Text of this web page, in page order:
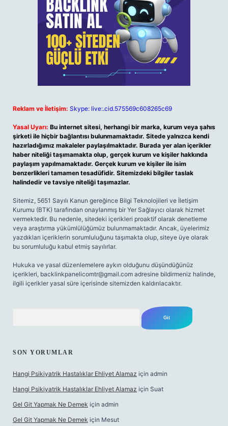
Reklam ve İletişim: Skype: live:.cid.575569c608265c69
Yasal Uyarı: Bu internet sitesi, herhangi bir marka, kurum veya şahıs
şirketi ile hiçbir bağlantısı bulunmamaktadır. Sitede yalnızca kendi
hazırladığımız makaleler paylaşılmaktadır. Burada yer alan içerikler
haber niteliği taşımamakta olup, gerçek kurum ve kişiler hakkında
paylaşım yapılmamaktadır. Gerçek kurum ve kişiler ile isim
benzerlikleri tamamen tesadüfidir. Sitemizdeki bilgiler taslak
halindedir ve tavsiye niteliği taşımazlar.
Sitemiz, 5651 Sayılı Kanun gereğince Bilgi Teknolojileri ve İletişim
Kurumu (BTK) tarafından onaylanmış bir Yer Sağlayıcı olarak hizmet
vermektedir. Bu nedenle, sitedeki içerikleri proaktif olarak denetleme
veya araştırma yükümlülüğümüz bulunmamaktadır. Ancak, üyelerimiz
yazdıkları içeriklerin sorumluluğunu taşımakta olup, siteye üye olarak
bu sorumluluğu kabul etmiş sayılırlar.
Hukuka ve yasal düzenlemelere aykırı olduğunu düşündüğünüz
içerikleri, backlinkpanelicomtr@gmail.com adresine bildirmeniz halinde,
ilgili içerikler yasal süre içerisinde sitemizden kaldırılacaktır.
SON YORUMLAR
Hangi Psikiyatrik Hastalıklar Ehliyet Alamaz için admin
Hangi Psikiyatrik Hastalıklar Ehliyet Alamaz için Suat
Gel Git Yapmak Ne Demek için admin
Gel Git Yapmak Ne Demek için Mesut